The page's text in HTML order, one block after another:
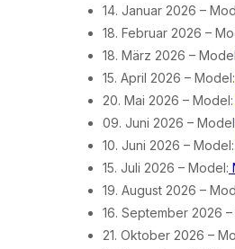
14. Januar 2026 –
18. Februar 2026 –
18. März 2026 –
15. April 2026 – Model:
20. Mai 2026 – Model:
09. Juni 2026 –
10. Juni 2026 – Model:
15. Juli 2026 – Model:
19. August 2026 –
16. September 2026
21. Oktober 2026 –